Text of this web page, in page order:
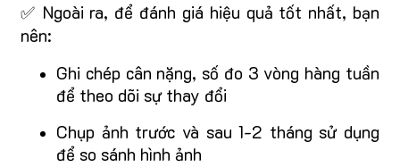
✅ Ngoài ra, để đánh giá hiệu quả tốt nhất, bạn
nên:
Ghi chép cân nặng, số đo 3 vòng hàng tuần
để theo dõi sự thay đổi
Chụp ảnh trước và sau 1-2 tháng sử dụng
để so sánh hình ảnh